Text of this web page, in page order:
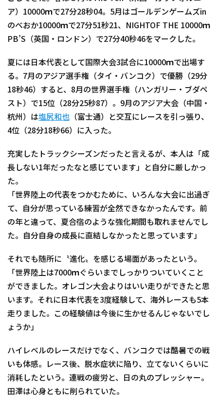
ア）10000ｍで27分28秒04。5月はゴールデンゲームズin
のべおか10000ｍで27分51秒21、NIGHTOF THE 10000ｍ
PB’S（英国・ロンドン）で27分40秒46をマークした。
夏には日本代表として国際大会3試合に10000ｍで出場す
る。7月のアジア選手権（タイ・バンコク）で優勝（29分
18秒46）すると、8月の世界選手権（ハンガリー・ブダペ
スト）で15位（28分25秒87）。9月のアジア大会（中国・
杭州）は塩尻和也 （富士通）と交互にレースを引っ張り、
4位（28分18秒66）に入った。
充実したトラックシーズンだったと言えるが、本人は「成
長しない1年だったなと感じています」と自分に厳しかっ
た。
「世界陸上の代表をつかむために、いろんな大会に出過ぎ
て、自分が思っている練習が全然できなかったんです。前
の年と違って、夏合宿のような強化期間も取れませんでし
た。自分自身の成長に直結しなかったと思っています」
それでも随所に〝進化〟を感じる場面があったという。
「世界陸上は7000ｍぐらいまでしっかりついていくこと
ができました。オレゴン大会よりはいい走りができたと思
います。それに日本代表を3度経験して、海外レースも5本
走りました。この経験値は今後に生かせるんじゃないでし
ょうか」
ハイレベルのレースだけでなく、バンコクでは酷暑での戦
いも体感。レース後、脱水症状に陥り、立てないくらいに
消耗したという。連戦の疲労と、日の丸のプレッシャー。
田澤は心身ともに削られていた。